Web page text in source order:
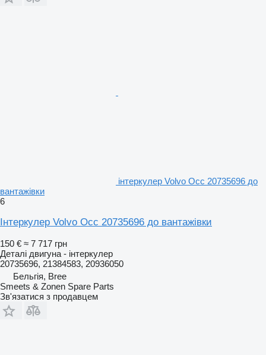
інтеркулер Volvo Occ 20735696 до
вантажівки
6
Інтеркулер Volvo Occ 20735696 до вантажівки
150 € ≈ 7 717 грн
Деталі двигуна - інтеркулер
20735696, 21384583, 20936050
Бельгія, Bree
Smeets & Zonen Spare Parts
Зв'язатися з продавцем